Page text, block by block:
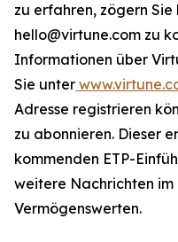
zu erfahren, zögern
hello@virtune.com zu
Informationen über
Sie unter
Adresse registrieren
zu abonnieren. Dieser
kommenden ETP-
weitere Nachrichten
Vermögenswerten.